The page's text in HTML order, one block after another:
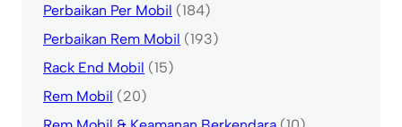
Perbaikan Per Mobil (184)
Perbaikan Rem Mobil (193)
Rack End Mobil (15)
Rem Mobil (20)